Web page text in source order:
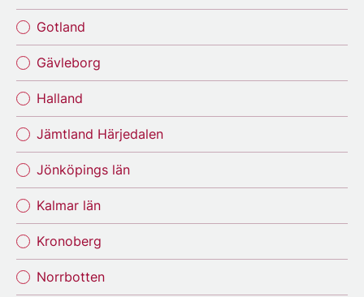
Gotland
Gävleborg
Halland
Jämtland Härjedalen
Jönköpings län
Kalmar län
Kronoberg
Norrbotten